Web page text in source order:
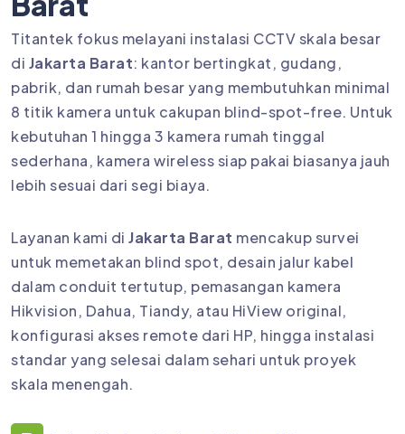
Titantek fokus melayani instalasi CCTV skala besar
di Jakarta Barat: kantor bertingkat, gudang,
pabrik, dan rumah besar yang membutuhkan minimal
8 titik kamera untuk cakupan blind-spot-free. Untuk
kebutuhan 1 hingga 3 kamera rumah tinggal
sederhana, kamera wireless siap pakai biasanya jauh
lebih sesuai dari segi biaya.
Layanan kami di Jakarta Barat mencakup survei
untuk memetakan blind spot, desain jalur kabel
dalam conduit tertutup, pemasangan kamera
Hikvision, Dahua, Tiandy, atau HiView original,
konfigurasi akses remote dari HP, hingga instalasi
standar yang selesai dalam sehari untuk proyek
skala menengah.